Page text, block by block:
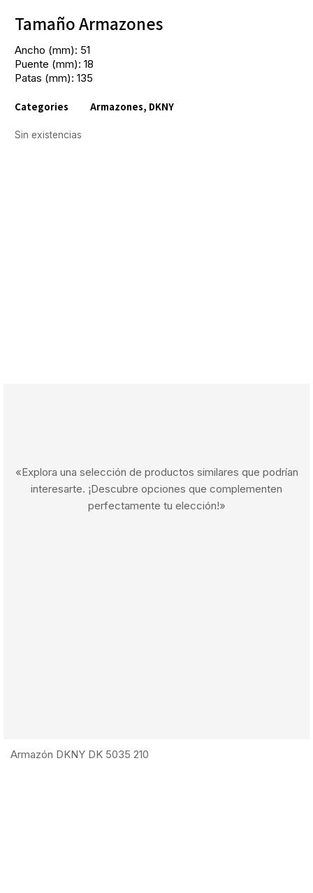
Tamaño Armazones
Ancho (mm): 51
Puente (mm): 18
Patas (mm): 135
Categories Armazones, DKNY
Sin existencias
«Explora una selección de productos similares que podrían
interesarte. ¡Descubre opciones que complementen
perfectamente tu elección!»
Armazón DKNY DK 5035 210